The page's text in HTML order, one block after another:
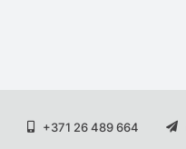
+371 26 489 664